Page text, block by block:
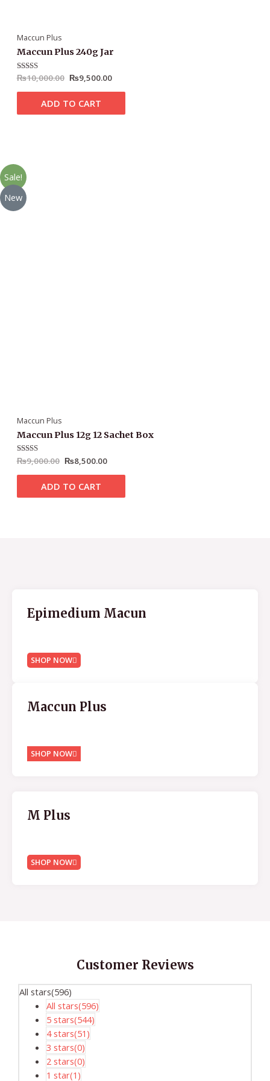
Maccun Plus
Maccun Plus 240g Jar
Rated5.00
out of 5
₨10,000.00 ₨9,500.00
ADD TO CART
Sale!
New
Maccun Plus
Maccun Plus 12g 12 Sachet Box
Rated4.95
out of 5
₨9,000.00 ₨8,500.00
ADD TO CART
Epimedium Macun
SHOP NOW
Maccun Plus
SHOP NOW
M Plus
SHOP NOW
Customer Reviews
All stars(596)
All stars(596)
5 stars(544)
4 stars(51 )
3 stars(0)
2 stars(0)
1 star(1 )